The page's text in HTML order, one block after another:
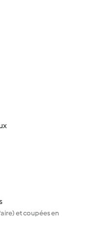
et coupées en